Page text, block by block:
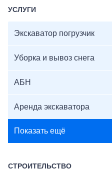
УСЛУГИ
Экскаватор погрузчик
Уборка и вывоз снега
АБН
Аренда экскаватора
Показать ещё
СТРОИТЕЛЬСТВО